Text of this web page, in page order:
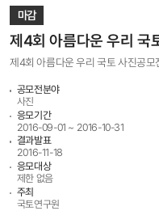
마감
제4회 아름다운 우리 국
제4회 아름다운 우리 국토 사진공모
공모전분야
사진
응모기간
2016-09-01 ~ 2016-10-31
결과발표
2016-11-18
응모대상
제한 없음
주최
국토연구원